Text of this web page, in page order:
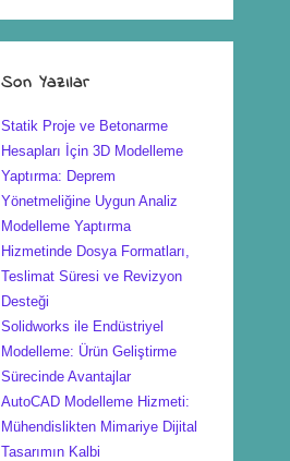
Son Yazılar
Statik Proje ve Betonarme
Hesapları İçin 3D Modelleme
Yaptırma: Deprem
Yönetmeliğine Uygun Analiz
Modelleme Yaptırma
Hizmetinde Dosya Formatları,
Teslimat Süresi ve Revizyon
Desteği
Solidworks ile Endüstriyel
Modelleme: Ürün Geliştirme
Sürecinde Avantajlar
AutoCAD Modelleme Hizmeti:
Mühendislikten Mimariye Dijital
Tasarımın Kalbi